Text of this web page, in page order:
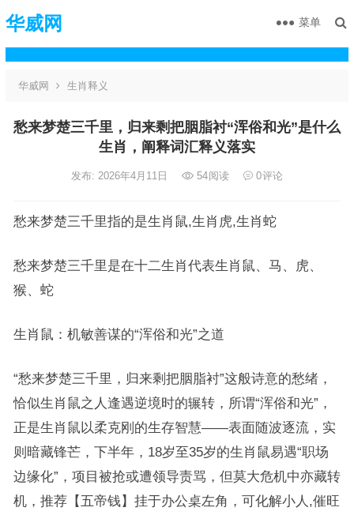
华威网 菜单
华威网 生肖释义
愁来梦楚三千里，归来剩把胭脂衬“浑俗和光”是什么
生肖，阐释词汇释义落实
发布: 2026年4月11日 54阅读 0评论
愁来梦楚三千里指的是生肖鼠,生肖虎,生肖蛇
愁来梦楚三千里是在十二生肖代表生肖鼠、马、虎、
猴、蛇
生肖鼠：机敏善谋的“浑俗和光”之道
“愁来梦楚三千里，归来剩把胭脂衬”这般诗意的愁绪，
恰似生肖鼠之人逢遇逆境时的辗转，所谓“浑俗和光”，
正是生肖鼠以柔克刚的生存智慧——表面随波逐流，实
则暗藏锋芒，下半年，18岁至35岁的生肖鼠易遇“职场
边缘化”，项目被抢或遭领导责骂，但莫大危机中亦藏转
机，推荐【五帝钱】挂于办公桌左角，可化解小人,催旺